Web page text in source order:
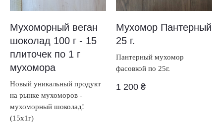
Мухоморный веган
шоколад 100 г - 15
плиточек по 1 г
мухомора
Новый уникальный продукт
на рынке мухоморов -
мухоморный шоколад!
(15х1г)
Мухомор Пантерный
25 г.
Пантерный мухомор
фасовкой по 25г.
1 200 ₴